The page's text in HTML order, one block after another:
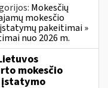
Mokesčių
mokesčio
pakeitimai »
nuo 2026 m.
mokesčio
įstatymo